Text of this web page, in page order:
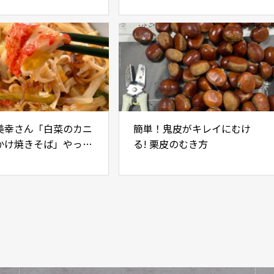
幸さん「白菜のカニ
け焼きそば」やって
簡単！鬼皮がキレイにむけ
る! 栗皮のむき方